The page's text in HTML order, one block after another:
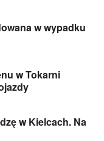
w wypadku
w Tokarni
w Kielcach. Na